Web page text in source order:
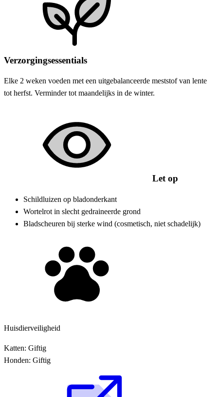
Verzorgingsessentials
Elke 2 weken voeden met een uitgebalanceerde meststof van lente
tot herfst. Verminder tot maandelijks in de winter.
Let op
Schildluizen op bladonderkant
Wortelrot in slecht gedraineerde grond
Bladscheuren bij sterke wind (cosmetisch, niet schadelijk)
Huisdierveiligheid
Katten: Giftig
Honden: Giftig